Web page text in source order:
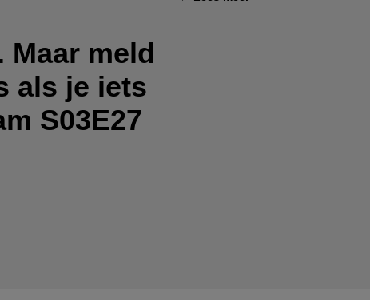
Maar meld
als je iets
S03E27